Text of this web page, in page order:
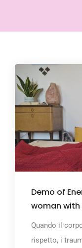
Demo of
woman
Quando il
rispetto, i